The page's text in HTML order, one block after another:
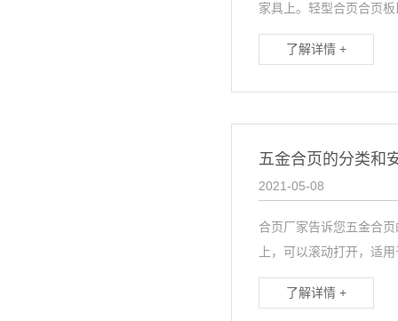
家具上。轻型合页合页
了解详情 +
五金合页的分类和
2021-05-08
合页厂家告诉您五金合
上，可以滚动打开，适
了解详情 +